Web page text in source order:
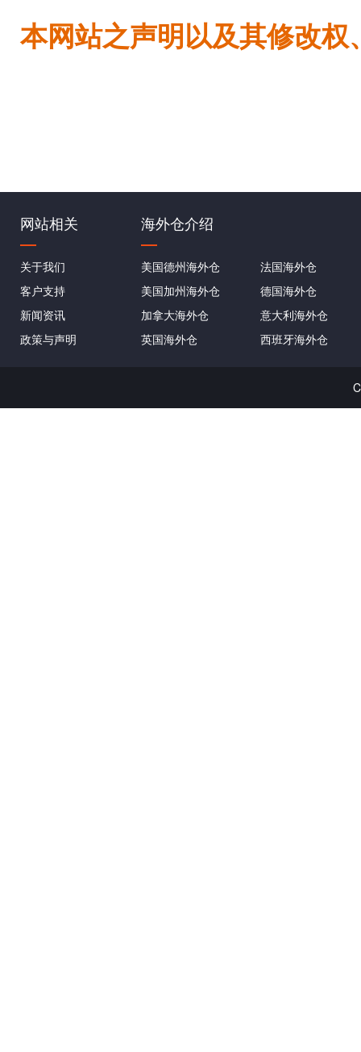
本网站之声明以及其修改
网站相关
关于我们
客户支持
新闻资讯
政策与声明
海外仓介绍
美国德州海外仓
美国加州海外仓
加拿大海外仓
英国海外仓
法国海外仓
德国海外仓
意大利海外仓
西班牙海外仓